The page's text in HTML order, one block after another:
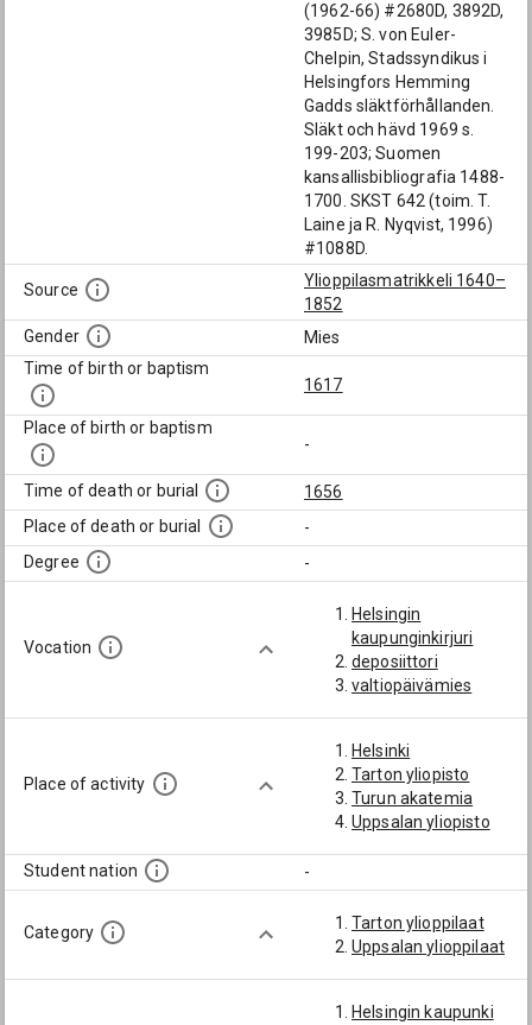
(1962-66) #2680D, 3892D,
3985D; S. von Euler-
Chelpin, Stadssyndikus i
Helsingfors Hemming
Gadds släktförhållanden.
Släkt och hävd 1969 s.
199-203; Suomen
kansallisbibliografia 1488-
1700. SKST 642 (toim. T.
Laine ja R. Nyqvist, 1996)
#1088D.
Source
Ylioppilasmatrikkeli 1640–
1852
Gender
Mies
Time of birth or baptism
1617
Place of birth or baptism
-
Time of death or burial
1656
Place of death or burial
-
Degree
-
Vocation
Helsingin
kaupunginkirjuri
deposiittori
valtiopäivämies
Place of activity
Helsinki
Tarton yliopisto
Turun akatemia
Uppsalan yliopisto
Student nation -
Category
Tarton ylioppilaat
Uppsalan ylioppilaat
Helsingin kaupunki